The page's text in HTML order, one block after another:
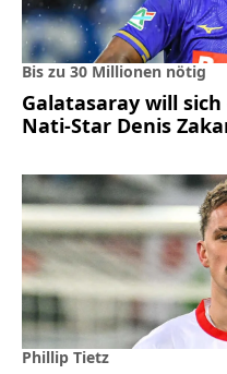
Bis zu 30 Millionen nötig
Galatasaray will
Nati-Star Denis
Phillip Tietz